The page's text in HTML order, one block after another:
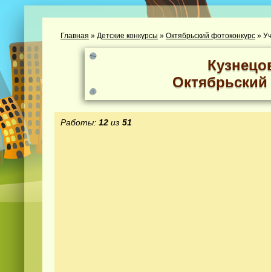
Главная » Детские конкурсы » Октябрьский фотоконкурс »
Работы: 12 из 51